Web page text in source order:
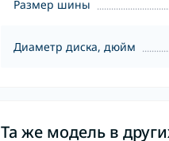
Размер шины
Диаметр диска, дюйм
Та же модель в